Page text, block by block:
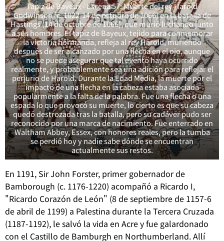
Tapiz de Bayeux - Escena 57: Muerte del rey Harold
Godwinson (c. 1022-14 de octubre de 1066) en la batalla de
Hastings (14 de octubre de 1066), que murió luchando junto
a sus hombres. El tapiz de Bayeux, tejido para conmemorar
la victoria normanda, refleja al rey Harold, muriendo
después de ser alcanzado por una flecha en el ojo, aunque
no se puede asegurar que tal evento haya ocurrido
realmente, y probablemente sea una adición para reflejar el
perjurio de Harold. Durante la Edad Media, la muerte por el
impacto de una flecha en la cabeza estaba asociada
popularmente a la falta de la palabra. Fue una flecha o una
espada lo que provocó su muerte, lo cierto es que su cabeza
quedó destrozada tras la batalla, pero su cadáver pudo ser
reconocido por una marca de nacimiento. Fue enterrado en
Waltham Abbey, Essex, con honores reales, pero la tumba
se perdió hoy y nadie sabe dónde se encuentran
actualmente sus restos.
En 1191, Sir John Forster, primer gobernador de
Bamborough (c. 1176-1220) acompañó a Ricardo I,
"Ricardo Corazón de León" (8 de septiembre de 1157-6
de abril de 1199) a Palestina durante la Tercera Cruzada
(1187-1192), le salvó la vida en Acre y fue galardonado
con el Castillo de Bamburgh en Northumberland. Allí